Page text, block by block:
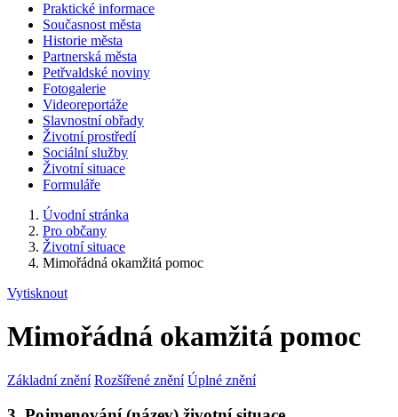
Praktické informace
Současnost města
Historie města
Partnerská města
Petřvaldské noviny
Fotogalerie
Videoreportáže
Slavnostní obřady
Životní prostředí
Sociální služby
Životní situace
Formuláře
Úvodní stránka
Pro občany
Životní situace
Mimořádná okamžitá pomoc
Vytisknout
Mimořádná okamžitá pomoc
Základní znění Rozšířené znění Úplné znění